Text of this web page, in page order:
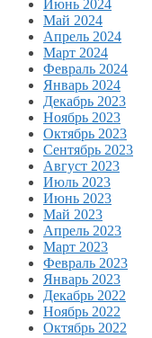
Июнь 2024
Май 2024
Апрель 2024
Март 2024
Февраль 2024
Январь 2024
Декабрь 2023
Ноябрь 2023
Октябрь 2023
Сентябрь 2023
Август 2023
Июль 2023
Июнь 2023
Май 2023
Апрель 2023
Март 2023
Февраль 2023
Январь 2023
Декабрь 2022
Ноябрь 2022
Октябрь 2022